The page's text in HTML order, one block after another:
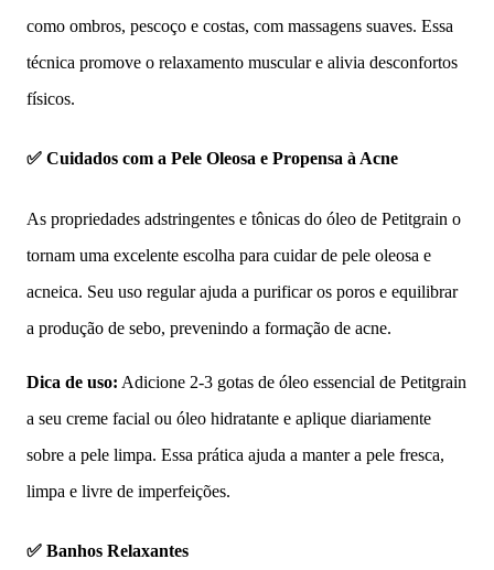
como ombros, pescoço e costas, com massagens suaves. Essa
técnica promove o relaxamento muscular e alivia desconfortos
físicos.
✅ Cuidados com a Pele Oleosa e Propensa à Acne
As propriedades adstringentes e tônicas do óleo de Petitgrain o
tornam uma excelente escolha para cuidar de pele oleosa e
acneica. Seu uso regular ajuda a purificar os poros e equilibrar
a produção de sebo, prevenindo a formação de acne.
Dica de uso: Adicione 2-3 gotas de óleo essencial de Petitgrain
a seu creme facial ou óleo hidratante e aplique diariamente
sobre a pele limpa. Essa prática ajuda a manter a pele fresca,
limpa e livre de imperfeições.
✅ Banhos Relaxantes